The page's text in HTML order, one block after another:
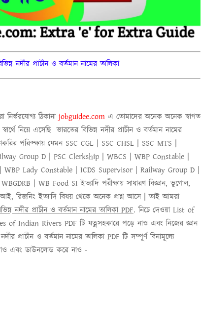
নদীর প্রাচীন ও বর্তমান নামের তালিকা
ঠিকানা jobguidee.com এ তোমাদের অনেক অনেক স্বাগত
নিয়ে এসেছিভারতের বিভিন্ন নদীর প্রাচীন ও বর্তমান নামের
পরিক্ক্ষায় যেমন SSC CGL | SSC CHSL | SSC MTS |
Group D | PSC Clerkship | WBCS | WBP Constable |
Lady Constable | ICDS Supervisor | Railway Group D |
| WB Food SI ইত্যাদি পরীক্ষায় সাধারণ বিজ্ঞান, ভূগোল,
রিজনিং ইত্যাদি বিষয় থেকে অনেক প্রশ্ন আসে | তাই আমরা
নদীর প্রাচীন ও বর্তমান নামের তালিকা PDF. নিচে দেওয়া List of
of Indian Rivers PDF টি যত্নসহকারে পড়ে নাও এবং নিজের জ্ঞান
প্রাচীন ও বর্তমান নামের তালিকা PDF টি সম্পূর্ণ বিনামূল্যে
এবং ডাউনলোড করে নাও -